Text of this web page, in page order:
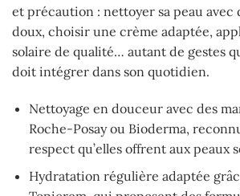
et précaution : nettoyer sa peau avec
doux, choisir une crème adaptée,
solaire de qualité… autant de gestes
doit intégrer dans son quotidien.
Nettoyage en douceur avec des
Roche-Posay ou Bioderma,
respect qu’elles offrent aux peaux
Hydratation régulière adaptée